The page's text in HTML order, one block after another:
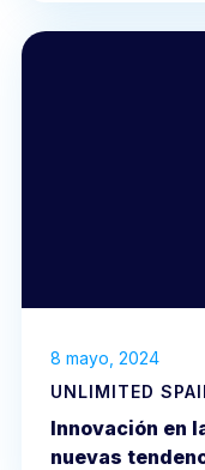
8 mayo, 2024
UNLIMITED
Innovación en
nuevas